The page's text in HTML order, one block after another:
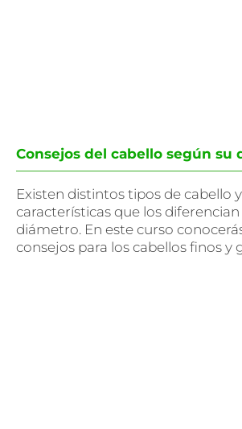
Consejos del cabello según su
Existen distintos tipos de cabello
características que los
diámetro. En este curso
consejos para los cabellos finos y